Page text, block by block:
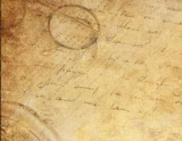
居家生活 3C家電
女裝 男裝